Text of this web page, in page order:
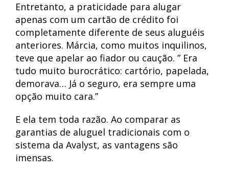
Entretanto, a praticidade para alugar
apenas com um cartão de crédito foi
completamente diferente de seus aluguéis
anteriores. Márcia, como muitos inquilinos,
teve que apelar ao fiador ou caução. ” Era
tudo muito burocrático: cartório, papelada,
demorava… Já o seguro, era sempre uma
opção muito cara.”
E ela tem toda razão. Ao comparar as
garantias de aluguel tradicionais com o
sistema da Avalyst, as vantagens são
imensas.